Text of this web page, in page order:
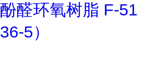
酚醛环氧树脂 F-
36-5）